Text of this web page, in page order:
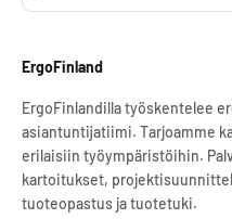
ErgoFinland
ErgoFinlandilla työskentelee
asiantuntijatiimi. Tarjoamme
erilaisiin työympäristöihin.
kartoitukset,
tuoteopastus ja tuotetuki.